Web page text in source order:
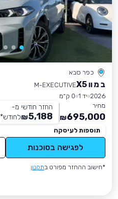
כפר סבא
ב מ וו X5
M-EXECUTIVE
2026 יד 1
0 ק״מ
מחיר
695,000
₪
החזר חודשי מ-
5,188
₪לחודש*
תוספות לעיסקה
לפגישה בסוכנות
*חישוב ההחזר מפורט בתקנון